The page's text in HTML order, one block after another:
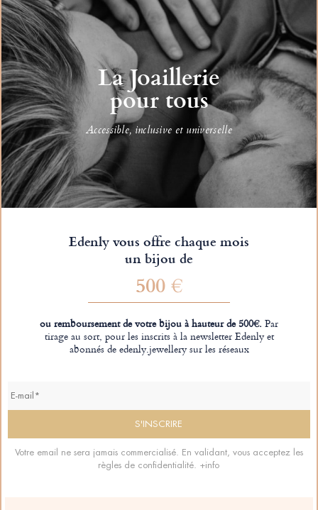
La Joaillerie
pour tous
Accessible, inclusive et universelle
Edenly vous offre chaque mois
un bijou de
500 €
ou remboursement de votre bijou à hauteur de 500€.Par
tirage au sort, pour les inscrits à la newsletter Edenly et
abonnés de edenly.jewellery sur les réseaux
Votre email ne sera jamais commercialisé. En validant, vous acceptez les
règles de confidentialité. +info